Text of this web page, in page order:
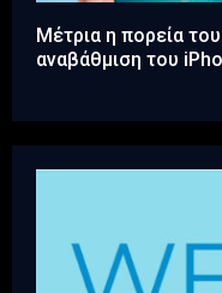
Μέτρια η πορεία
αναβάθμιση του